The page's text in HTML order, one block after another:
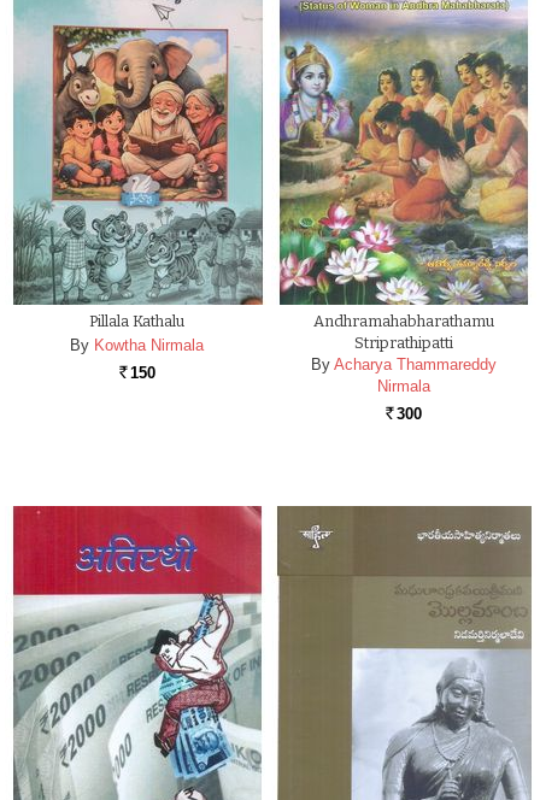
Pillala Kathalu
By Kowtha Nirmala
Rs. 150
Andhramahabharathamu
Striprathipatti
By Acharya Thammareddy
Nirmala
Rs. 300